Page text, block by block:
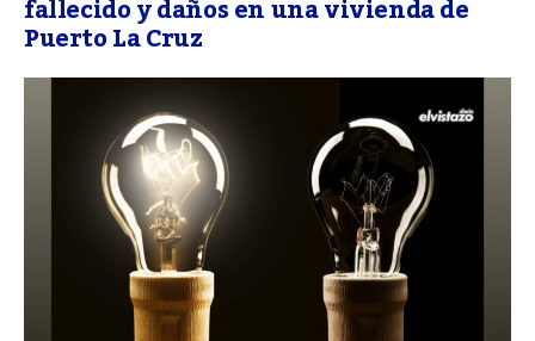
fallecido y daños en una vivienda de
Puerto La Cruz